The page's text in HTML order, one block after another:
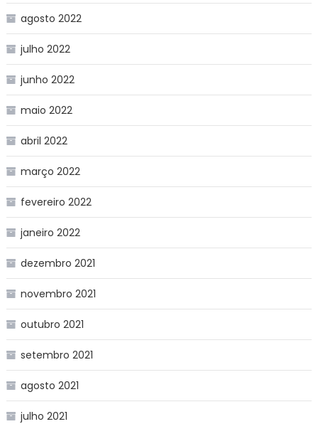
agosto 2022
julho 2022
junho 2022
maio 2022
abril 2022
março 2022
fevereiro 2022
janeiro 2022
dezembro 2021
novembro 2021
outubro 2021
setembro 2021
agosto 2021
julho 2021